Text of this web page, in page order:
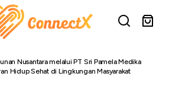
Kesadaran Hidup Sehat di
Nusantara melalui PT Sri Pamela Medika
Hidup Sehat di Lingkungan Masyarakat